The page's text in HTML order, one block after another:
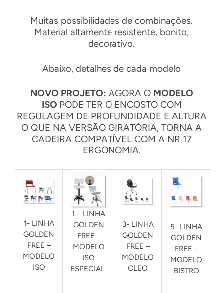
Muitas possibilidades de combinações.
Material altamente resistente, bonito,
decorativo.
Abaixo, detalhes de cada modelo
NOVO PROJETO: AGORA O MODELO
ISO PODE TER O ENCOSTO COM
REGULAGEM DE PROFUNDIDADE E ALTURA
O QUE NA VERSÃO GIRATÓRIA, TORNA A
CADEIRA COMPATÍVEL COM A NR 17
ERGONOMIA.
1- LINHA
GOLDEN
FREE –
MODELO
ISO
1 – LINHA
GOLDEN
FREE -
MODELO
ISO
ESPECIAL
3- LINHA
GOLDEN
FREE –
MODELO
CLEO
5- LINHA
GOLDEN
FREE –
MODELO
BISTRO